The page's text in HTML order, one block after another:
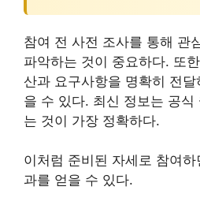
참여 전 사전 조사를 통해 관
파악하는 것이 중요하다. 또
산과 요구사항을 명확히 전
을 수 있다. 최신 정보는 공
는 것이 가장 정확하다.
이처럼 준비된 자세로 참여
과를 얻을 수 있다.